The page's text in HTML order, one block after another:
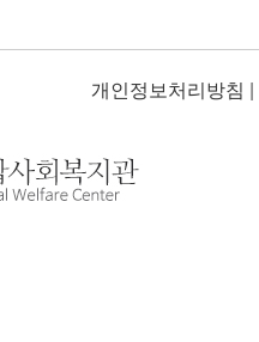
개인정보처리방침